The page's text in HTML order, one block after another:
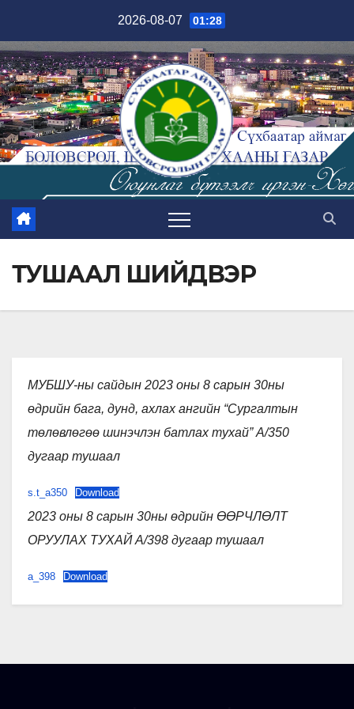
content
2026-08-07 01:28
ТУШААЛ ШИЙДВЭР
МУБШУ-ны сайдын 2023 оны 8 сарын 30ны
өдрийн бага, дунд, ахлах ангийн “Сургалтын
төлөвлөгөө шинэчлэн батлах тухай” А/350
дугаар тушаал
s.t_a350 Download
2023 оны 8 сарын 30ны өдрийн ӨӨРЧЛӨЛТ
ОРУУЛАХ ТУХАЙ А/398 дугаар тушаал
a_398 Download